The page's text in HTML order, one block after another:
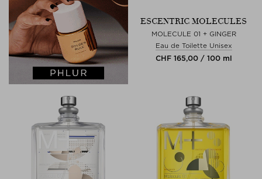
ESCENTRIC MOLECULES
MOLECULE 01 + GINGER
Eau de Toilette Unisex
CHF 165,00 / 100 ml